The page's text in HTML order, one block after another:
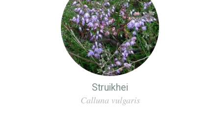
Struikhei
Calluna vulgaris